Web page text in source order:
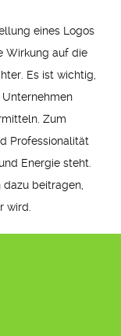
eines Logos
Wirkung auf die
Es ist wichtig,
Unternehmen
Zum
Professionalität
Energie steht.
beitragen,
wird.